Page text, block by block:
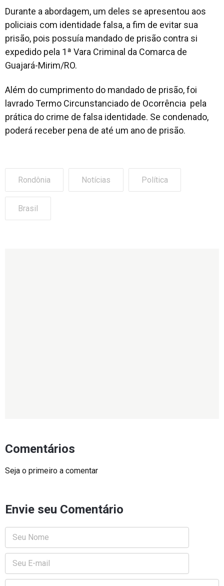
Durante a abordagem, um deles se apresentou aos
policiais com identidade falsa, a fim de evitar sua
prisão, pois possuía mandado de prisão contra si
expedido pela 1ª Vara Criminal da Comarca de
Guajará-Mirim/RO.
Além do cumprimento do mandado de prisão, foi
lavrado Termo Circunstanciado de Ocorrência pela
prática do crime de falsa identidade. Se condenado,
poderá receber pena de até um ano de prisão.
Rondônia Notícias Política
Brasil
Comentários
Seja o primeiro a comentar
Envie seu Comentário